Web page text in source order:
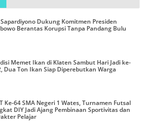
Dukung Komitmen Presiden
Berantas Korupsi Tanpa Pandang Bulu
Memet Ikan di Klaten Sambut Hari Jadi ke-
Dua Ton Ikan Siap Diperebutkan Warga
Ke-64 SMA Negeri 1 Wates, Turnamen Futsal
DIY Jadi Ajang Pembinaan Sportivitas dan
Pelajar